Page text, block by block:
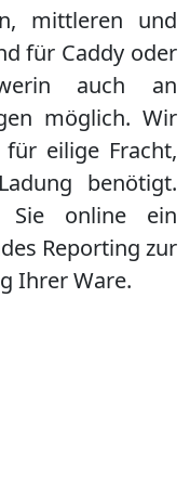
mittleren und
für Caddy oder
auch an
möglich. Wir
eilige Fracht,
benötigt.
Sie online ein
Reporting zur
Ihrer Ware.